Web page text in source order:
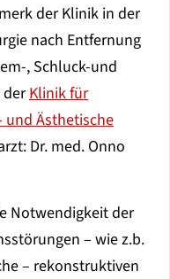
der Klinik in der
nach Entfernung
, Schluck-und
derKlinik für
und Ästhetische
Dr. med. Onno
Notwendigkeit der
– wie z.b.
– rekonstruktiven